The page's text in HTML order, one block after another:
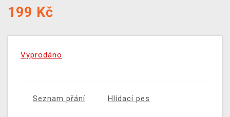
199 Kč
Vyprodáno
Seznam přání Hlídací pes